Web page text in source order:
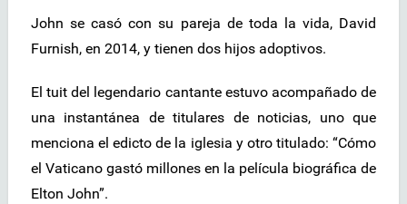
John se casó con su pareja de toda la vida, David
Furnish, en 2014, y tienen dos hijos adoptivos.
El tuit del legendario cantante estuvo acompañado de
una instantánea de titulares de noticias, uno que
menciona el edicto de la iglesia y otro titulado: “Cómo
el Vaticano gastó millones en la película biográfica de
Elton John”.